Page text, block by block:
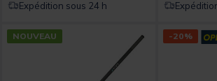
Expédition sous 24 h
NOUVEAU -20%